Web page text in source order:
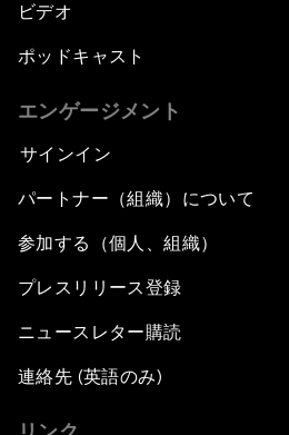
ビデオ
ポッドキャスト
エンゲージメント
サインイン
パートナー（組織）について
参加する（個人、組織）
プレスリリース登録
ニュースレター購読
連絡先 (英語のみ)